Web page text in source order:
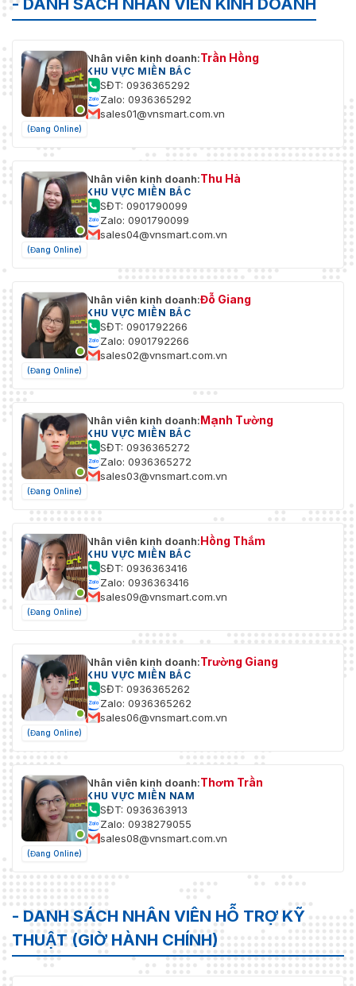
- DANH SÁCH NHÂN VIÊN KINH DOANH
(Đang Online)
Nhân viên kinh doanh:Trần Hồng
KHU VỰC MIỀN BẮC
SĐT: 0936365292
Zalo: 0936365292
sales01@vnsmart.com.vn
(Đang Online)
Nhân viên kinh doanh:Thu Hà
KHU VỰC MIỀN BẮC
SĐT: 0901790099
Zalo: 0901790099
sales04@vnsmart.com.vn
(Đang Online)
Nhân viên kinh doanh:Đỗ Giang
KHU VỰC MIỀN BẮC
SĐT: 0901792266
Zalo: 0901792266
sales02@vnsmart.com.vn
(Đang Online)
Nhân viên kinh doanh:Mạnh Tường
KHU VỰC MIỀN BẮC
SĐT: 0936365272
Zalo: 0936365272
sales03@vnsmart.com.vn
(Đang Online)
Nhân viên kinh doanh:Hồng Thắm
KHU VỰC MIỀN BẮC
SĐT: 0936363416
Zalo: 0936363416
sales09@vnsmart.com.vn
(Đang Online)
Nhân viên kinh doanh:Trường Giang
KHU VỰC MIỀN BẮC
SĐT: 0936365262
Zalo: 0936365262
sales06@vnsmart.com.vn
(Đang Online)
Nhân viên kinh doanh:Thơm Trần
KHU VỰC MIỀN NAM
SĐT: 0936363913
Zalo: 0938279055
sales08@vnsmart.com.vn
- DANH SÁCH NHÂN VIÊN HỖ TRỢ KỸ
THUẬT (GIỜ HÀNH CHÍNH)